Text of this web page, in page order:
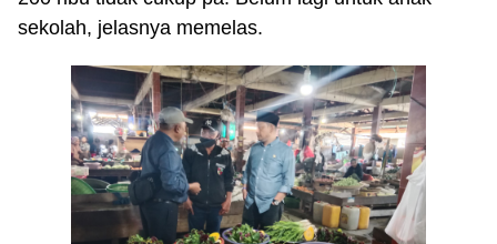
sekolah, jelasnya memelas.